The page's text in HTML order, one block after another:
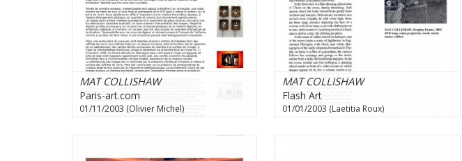
MAT COLLISHAW
Paris-art.com
01/11/2003 (Olivier Michel)
MAT COLLISHAW
Flash Art
01/01/2003 (Laetitia Roux)